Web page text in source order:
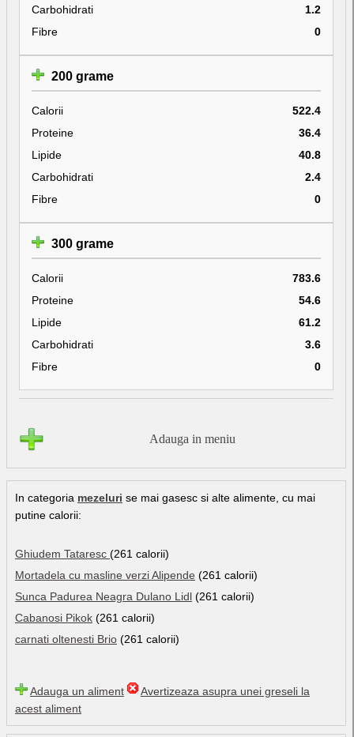
Carbohidrati
1.2
Fibre
0
200 grame
Calorii
522.4
Proteine
36.4
Lipide
40.8
Carbohidrati
2.4
Fibre
0
300 grame
Calorii
783.6
Proteine
54.6
Lipide
61.2
Carbohidrati
3.6
Fibre
0
Adauga in meniu
In categoria mezeluri se mai gasesc si alte alimente, cu mai
putine calorii:
Ghiudem Tataresc (261 calorii)
Mortadela cu masline verzi Alipende (261 calorii)
Sunca Padurea Neagra Dulano Lidl (261 calorii)
Cabanosi Pikok (261 calorii)
carnati oltenesti Brio (261 calorii)
Adauga un aliment
Avertizeaza asupra unei greseli la
acest aliment